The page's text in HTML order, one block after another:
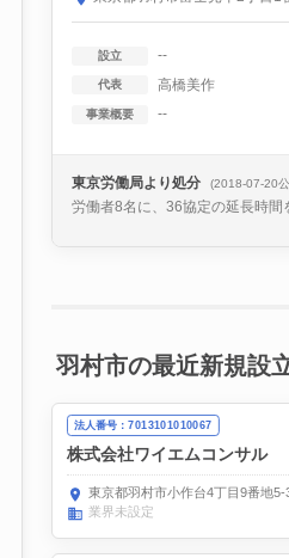
設立 --
代表 高橋美作
事業概要 --
東京労働局より処分 (2018-07-20
労働者8名に、36協定の延長時
羽村市の最近新規設
法人番号：7013101010067
株式会社ワイエムコンサル
東京都羽村市小作台4丁目9番地5-
業界未設定